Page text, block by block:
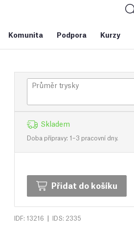
Komunita Podpora Kurzy
Průměr trysky
Skladem
Doba přípravy: 1–3 pracovní dny.
Přidat do košíku
IDF: 13216 | IDS: 2335